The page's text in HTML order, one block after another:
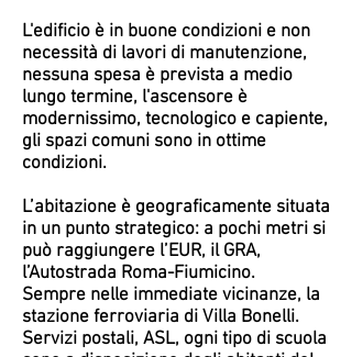
L'edificio è in buone condizioni e non
necessità di lavori di manutenzione,
nessuna spesa è prevista a medio
lungo termine, l'ascensore è
modernissimo, tecnologico e capiente,
gli spazi comuni sono in ottime
condizioni.
L’abitazione è geograficamente situata
in un punto strategico: a pochi metri si
può raggiungere l’EUR, il GRA,
l’Autostrada Roma-Fiumicino.
Sempre nelle immediate vicinanze, la
stazione ferroviaria di Villa Bonelli.
Servizi postali, ASL, ogni tipo di scuola